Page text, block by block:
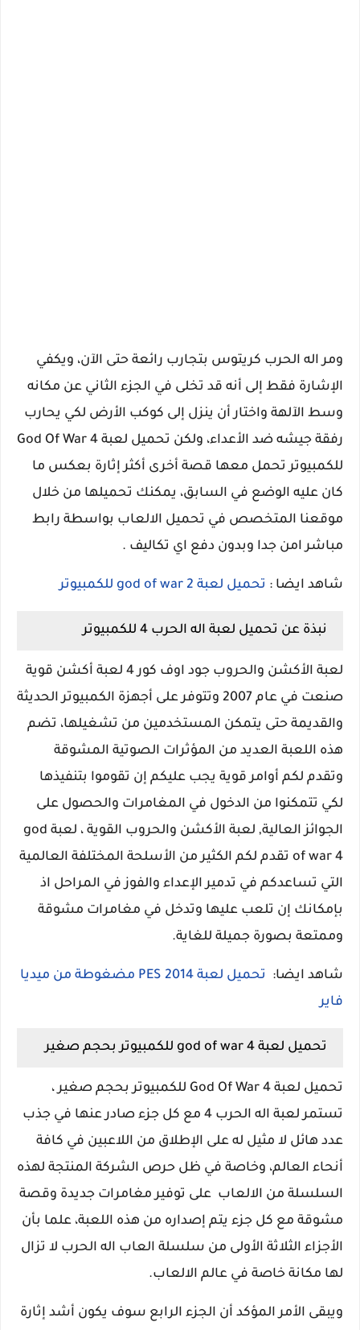
ومر اله الحرب كريتوس بتجارب رائعة حتى الآن، ويكفي
الإشارة فقط إلى أنه قد تخلى في الجزء الثاني عن مكانه
وسط الآلهة واختار أن ينزل إلى كوكب الأرض لكي يحارب
رفقة جيشه ضد الأعداء، ولكن تحميل لعبة God Of War 4
للكمبيوتر تحمل معها قصة أخرى أكثر إثارة بعكس ما
كان عليه الوضع في السابق، يمكنك تحميلها من خلال
موقعنا المتخصص في تحميل الالعاب بواسطة رابط
مباشر امن جدا وبدون دفع اي تكاليف .
شاهد ايضا : تحميل لعبة god of war 2 للكمبيوتر
نبذة عن تحميل لعبة اله الحرب 4 للكمبيوتر
لعبة الأكشن والحروب جود اوف كور 4 لعبة أكشن قوية
صنعت في عام 2007 وتتوفر على أجهزة الكمبيوتر الحديثة
والقديمة حتى يتمكن المستخدمين من تشغيلها، تضم
هذه اللعبة العديد من المؤثرات الصوتية المشوقة
وتقدم لكم أوامر قوية يجب عليكم إن تقوموا بتنفيذها
لكي تتمكنوا من الدخول في المغامرات والحصول على
الجوائز العالية, لعبة الأكشن والحروب القوية ، لعبة god
of war 4 تقدم لكم الكثير من الأسلحة المختلفة العالمية
التي تساعدكم في تدمير الإعداء والفوز في المراحل اذ
بإمكانك إن تلعب عليها وتدخل في مغامرات مشوقة
وممتعة بصورة جميلة للغاية.
شاهد ايضا:
تحميل لعبة PES 2014 مضغوطة من ميديا
فاير
تحميل لعبة god of war 4 للكمبيوتر بحجم صغير
تحميل لعبة God Of War 4 للكمبيوتر بحجم صغير ،
تستمر لعبة اله الحرب 4 مع كل جزء صادر عنها في جذب
عدد هائل لا مثيل له على الإطلاق من اللاعبين في كافة
أنحاء العالم، وخاصة في ظل حرص الشركة المنتجة لهذه
السلسلة من الالعاب على توفير مغامرات جديدة وقصة
مشوقة مع كل جزء يتم إصداره من هذه اللعبة، علما بأن
الأجزاء الثلاثة الأولى من سلسلة العاب اله الحرب لا تزال
لها مكانة خاصة في عالم الالعاب.
ويبقى الأمر المؤكد أن الجزء الرابع سوف يكون أشد إثارة